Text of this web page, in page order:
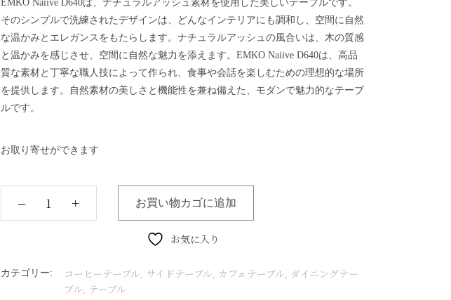
EMKO Naiive D640は、ナチュラルアッシュ素材を使用した美しいテーブルです。
そのシンプルで洗練されたデザインは、どんなインテリアにも調和し、空間に自然
な温かみとエレガンスをもたらします。ナチュラルアッシュの風合いは、木の質感
と温かみを感じさせ、空間に自然な魅力を添えます。EMKO Naiive D640は、高品
質な素材と丁寧な職人技によって作られ、食事や会話を楽しむための理想的な場所
を提供します。自然素材の美しさと機能性を兼ね備えた、モダンで魅力的なテーブ
ルです。
お取り寄せができます
‒ + お買い物カゴに追加
お気に入り
カテゴリー: コーヒーテーブル, サイドテーブル, カフェテーブル, ダイニングテー
ブル, テーブル